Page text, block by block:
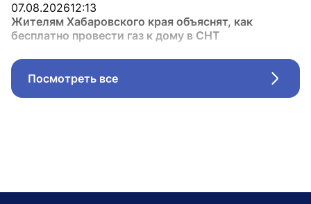
07.08.202612:13
Жителям Хабаровского края объяснят, как
бесплатно провести газ к дому в СНТ
Посмотреть все